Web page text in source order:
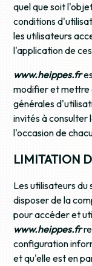
quel que soit
conditions
les utilisateurs
l'application de
www.heippes.fr
modifier et mettre
générales
invités à consulter
l'occasion de
LIMITATION
Les utilisateurs du
disposer de la
pour accéder et
www.heippes.fr
configuration
et qu'elle est en